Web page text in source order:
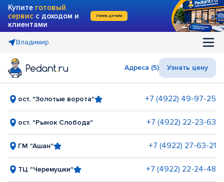
Купите готовый
сервис с доходом и
клиентами
Узнать детали
Владимир
Адреса (5) Узнать цену
ост. "Золотые ворота" +7 (4922) 49-97-25
ост. "Рынок Слобода" +7 (4922) 22-23-63
ГМ "Ашан" +7 (4922) 27-63-21
ТЦ "Черемушки" +7 (4922) 22-24-48